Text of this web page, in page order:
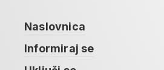
Naslovnica
Informiraj se